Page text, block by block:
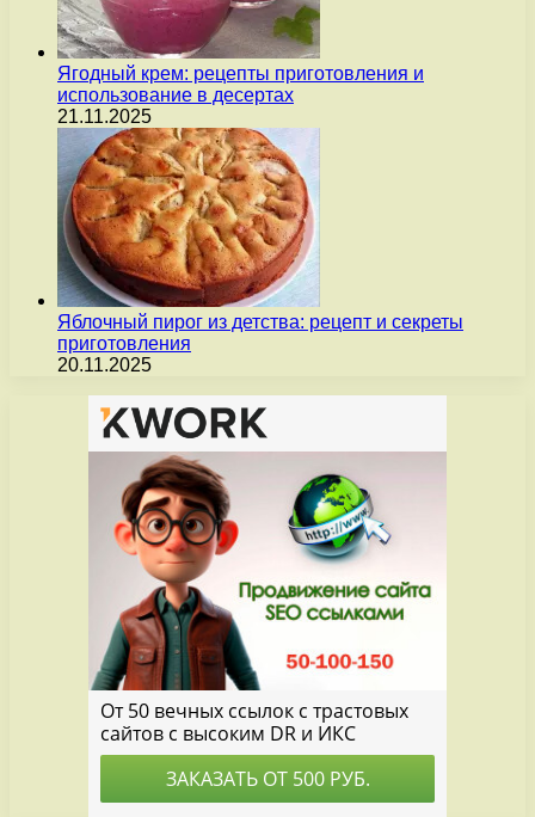
Ягодный крем: рецепты приготовления и
использование в десертах
21.11.2025
Яблочный пирог из детства: рецепт и секреты
приготовления
20.11.2025